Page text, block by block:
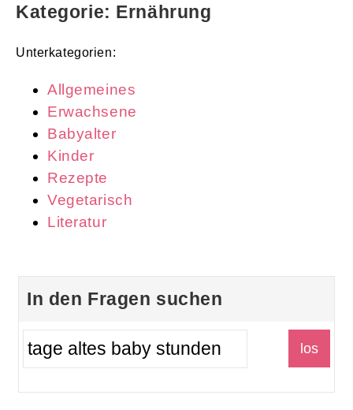
Kategorie: Ernährung
Unterkategorien:
Allgemeines
Erwachsene
Babyalter
Kinder
Rezepte
Vegetarisch
Literatur
In den Fragen suchen